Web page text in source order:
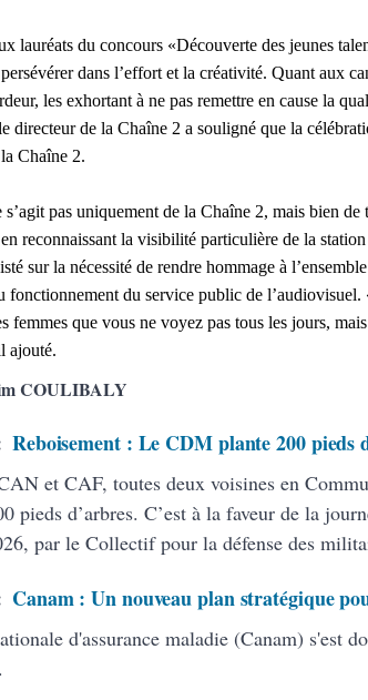
lauréats du concours «Découverte des jeunes
dans l’effort et la créativité. Quant aux
les exhortant à ne pas remettre en cause la
directeur de la Chaîne 2 a souligné que la
Chaîne 2.
s’agit pas uniquement de la Chaîne 2, mais bien
reconnaissant la visibilité particulière de la
sur la nécessité de rendre hommage à
fonctionnement du service public de
femmes que vous ne voyez pas tous les jours,
ajouté.
COULIBALY
Reboisement : Le CDM plante 200 pieds
et CAF, toutes deux voisines en
pieds d’arbres. C’est à la faveur de la
par le Collectif pour la défense des
Canam : Un nouveau plan stratégique
d'assurance maladie (Canam) s'est